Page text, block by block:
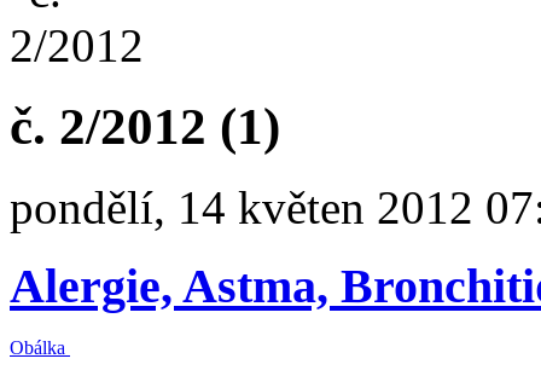
č. 2/2012 (1)
pondělí, 14 květen 2012
Alergie, Astma,
Obálka